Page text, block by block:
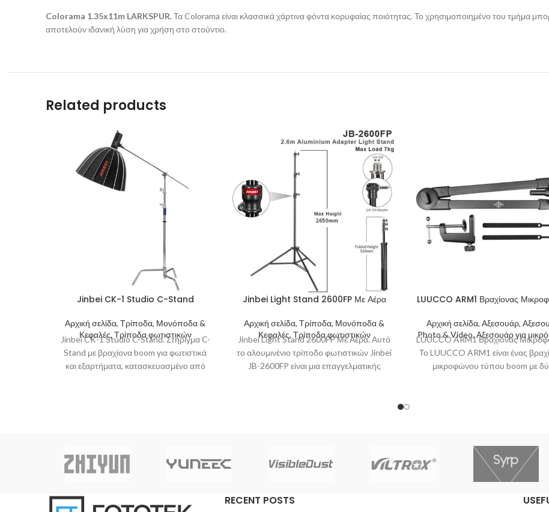
Colorama 1.35x11m LARKSPUR.Τα Colorama είναι κλασσικά χάρτινα φόντα κορυφαίας ποιότητας. Το χρησιμοποιημένο του τμήμα
αποτελούν ιδανική λύση για χρήση στο στούντιο.
Related products
Jinbei CK-1 Studio C-Stand
Αρχική σελίδα, Τρίποδα, Μονόποδα &
Κεφαλές, Τρίποδα φωτιστικών
Jinbei CK-1 Studio C-Stand. Στήριγμα C-
Stand με βραχίονα boom για φωτιστικά
και εξαρτήματα, κατασκευασμένο από
Jinbei Light Stand 2600FP Με Αέρα
Αρχική σελίδα, Τρίποδα, Μονόποδα &
Κεφαλές, Τρίποδα φωτιστικών
Jinbei Light Stand 2600FP Με Αέρα. Αυτό
το αλουμινένιο τρίποδο φωτιστικών Jinbei
JB-2600FP είναι μια επαγγελματικής
LUUCCO ARM1 Βραχίονας
Αρχική σελίδα, Αξεσουάρ,
Photo & Video, Αξεσουάρ για
LUUCCO ARM1 Βραχίονας
Το LUUCCO ARM1 είναι ένας
μικροφώνου τύπου boom με
RECENT POSTS